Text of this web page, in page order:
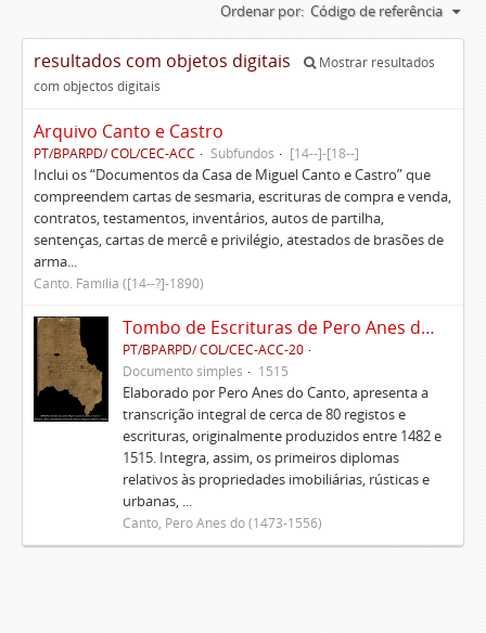
Ordenar por: Código de referência
resultados com objetos digitais
Mostrar resultados
com objectos digitais
Arquivo Canto e Castro
PT/BPARPD/ COL/CEC-ACC Subfundos [14--]-[18--]
Inclui os “Documentos da Casa de Miguel Canto e Castro” que
compreendem cartas de sesmaria, escrituras de compra e venda,
contratos, testamentos, inventários, autos de partilha,
sentenças, cartas de mercê e privilégio, atestados de brasões de
arma...
Canto. Família ([14--?]-1890)
Tombo de Escrituras de Pero Anes do Canto
PT/BPARPD/ COL/CEC-ACC-20
Documento simples
1515
Elaborado por Pero Anes do Canto, apresenta a
transcrição integral de cerca de 80 registos e
escrituras, originalmente produzidos entre 1482 e
1515. Integra, assim, os primeiros diplomas
relativos às propriedades imobiliárias, rústicas e
urbanas, ...
Canto, Pero Anes do (1473-1556)